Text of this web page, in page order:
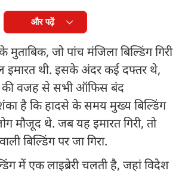
और पढ़ें
मुताबिक, जो पांच मंजिला बिल्डिंग गिरी
इमारत थी. इसके अंदर कई दफ्तर थे,
की वजह से सभी ऑफिस बंद
है कि हादसे के समय मुख्य बिल्डिंग
मौजूद थे. जब यह इमारत गिरी, तो
बिल्डिंग पर जा गिरा.
में एक लाइब्रेरी चलती है, जहां विदेश